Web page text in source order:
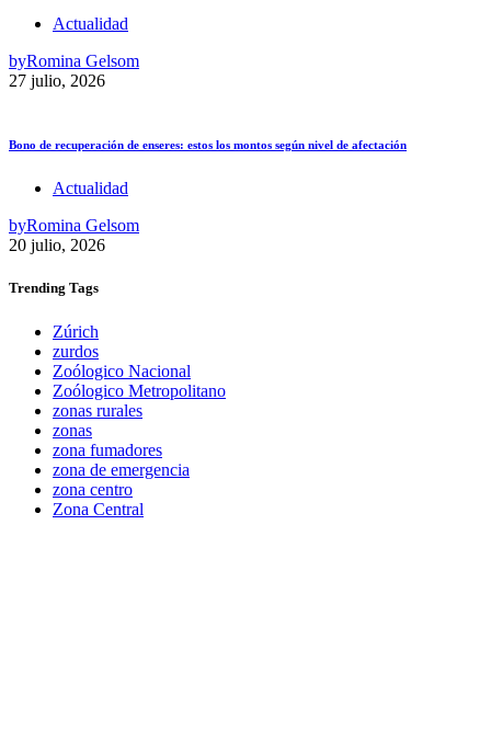
Actualidad
byRomina Gelsom
27 julio, 2026
Bono de recuperación de enseres: estos los montos según nivel de afectación
Actualidad
byRomina Gelsom
20 julio, 2026
Trending Tags
Zúrich
zurdos
Zoólogico Nacional
Zoólogico Metropolitano
zonas rurales
zonas
zona fumadores
zona de emergencia
zona centro
Zona Central